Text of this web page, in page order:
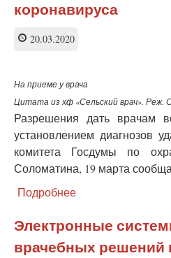
-
коронавируса
20.03.2020
На приеме у врача
Цитата из х∕ф «Сельский врач». Реж.
Разрешения дать врачам
установлением диагнозов
комитета Госдумы по
Соломатина, 19 марта
Подробнее
Госдумы
РФ
предложила
Электронные
врачебных решений